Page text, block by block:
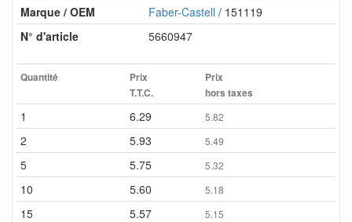
Marque / OEM
Faber-Castell / 151119
N° d'article
5660947
Quantité
Prix
T.T.C.
Prix
hors taxes
1 6.29 5.82
2 5.93 5.49
5 5.75 5.32
10 5.60 5.18
15 5.57 5.15